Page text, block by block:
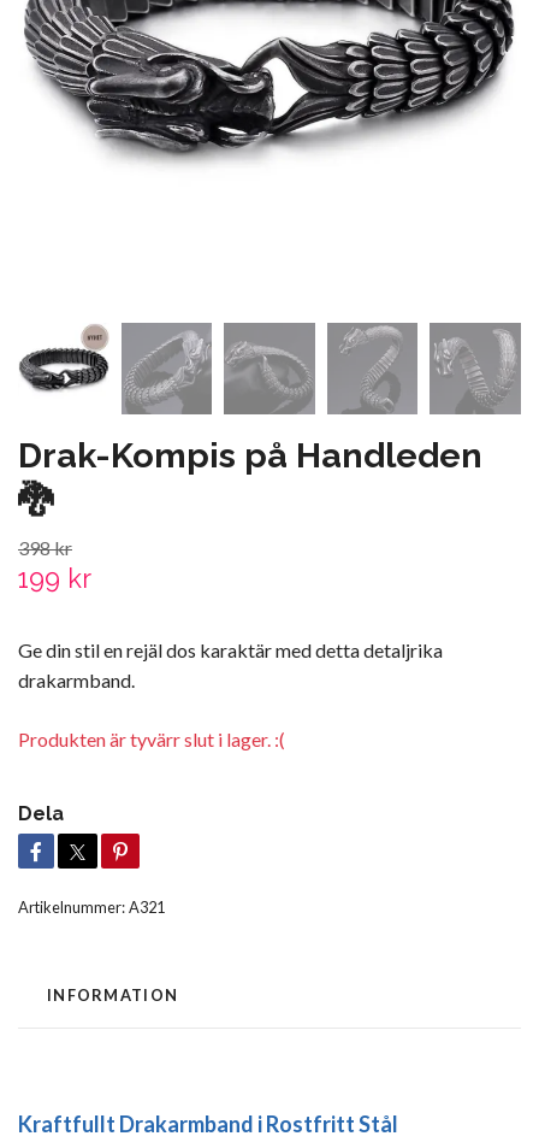
Drak-Kompis på Handleden
🐉
398 kr
199 kr
Ge din stil en rejäl dos karaktär med detta detaljrika
drakarmband.
Produkten är tyvärr slut i lager. :(
Dela
Artikelnummer:A321
INFORMATION
Kraftfullt Drakarmband i Rostfritt Stål